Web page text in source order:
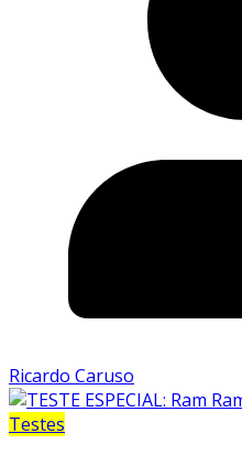
Ricardo Caruso
Testes